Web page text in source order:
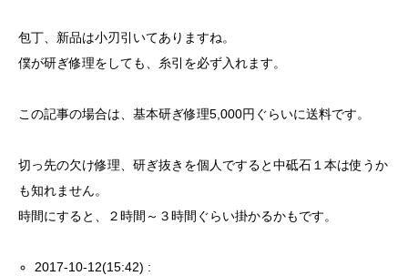
包丁、新品は小刃引いてありますね。
僕が研ぎ修理をしても、糸引を必ず入れます。
この記事の場合は、基本研ぎ修理5,000円ぐらいに送料です。
切っ先の欠け修理、研ぎ抜きを個人ですると中砥石１本は使うか
も知れません。
時間にすると、２時間～３時間ぐらい掛かるかもです。
2017-10-12(15:42) :